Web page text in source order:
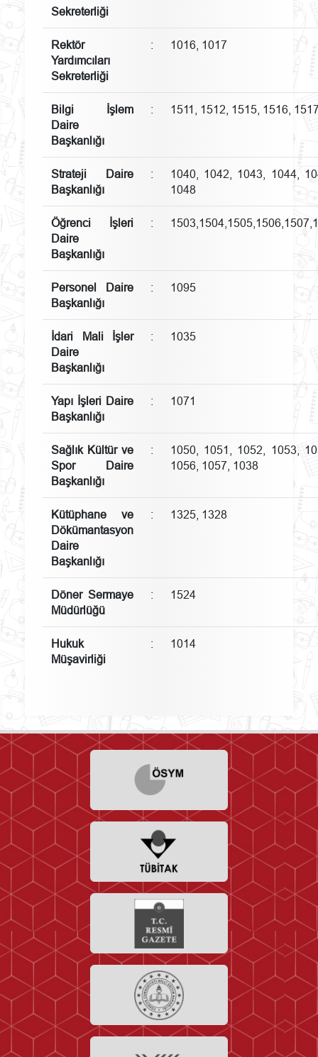
Sekreterliği
Rektör
Yardımcıları
Sekreterliği
: 1016, 1017
Bilgi İşlem
Daire
Başkanlığı
: 1511, 1512, 1515, 1516,
Strateji Daire
Başkanlığı
:
1040, 1042, 1043, 1044,
1048
Öğrenci İşleri
Daire
Başkanlığı
:
Personel Daire
Başkanlığı
: 1095
İdari Mali İşler
Daire
Başkanlığı
: 1035
Yapı İşleri Daire
Başkanlığı
: 1071
Sağlık Kültür ve
Spor Daire
Başkanlığı
:
1050, 1051, 1052, 1053,
1056, 1057, 1038
Kütüphane ve
Dökümantasyon
Daire
Başkanlığı
: 1325, 1328
Döner Sermaye
Müdürlüğü
: 1524
Hukuk
Müşavirliği
: 1014